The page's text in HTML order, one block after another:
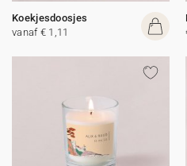
Koekjesdoosjes
vanaf € 1,11